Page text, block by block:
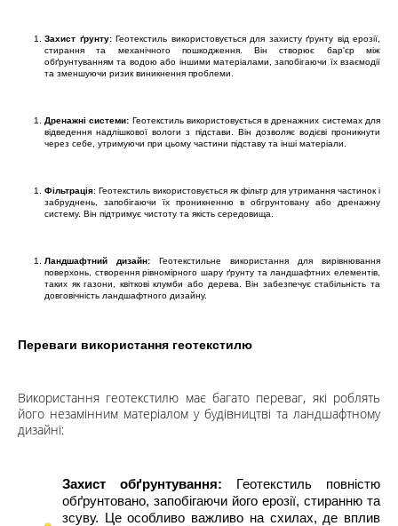
+38 (096) 733
733 0
+38 (066) 733
+38 (093) 733
733 0
Захист ґрунту: Геотекстиль використовується для захисту ґрунту від ерозії,
стирання та механічного пошкодження. Він створює бар'єр між
обґрунтуванням та водою або іншими матеріалами, запобігаючи їх взаємодії
та зменшуючи ризик виникнення проблеми.
Дренажні системи: Геотекстиль використовується в дренажних системах для
відведення надлішкової вологи з підстави. Він дозволяє водієві проникнути
через себе, утримуючи при цьому частини підставу та інші матеріали.
Фільтрація: Геотекстиль використовується як фільтр для утримання частинок і
забруднень, запобігаючи їх проникненню в обгрунтовану або дренажну
систему. Він підтримує чистоту та якість середовища.
Ландшафтний дизайн: Геотекстильне використання для вирівнювання
поверхонь, створення рівномірного шару ґрунту та ландшафтних елементів,
таких як газони, квіткові клумби або дерева. Він забезпечує стабільність та
довговічність ландшафтного дизайну.
Переваги використання геотекстилю
Використання геотекстилю має багато переваг, які роблять
його незамінним матеріалом у будівництві та ландшафтному
дизайні:
Захист обґрунтування: Геотекстиль повністю
обґрунтовано, запобігаючи його ерозії, стиранню та
зсуву. Це особливо важливо на схилах, де вплив